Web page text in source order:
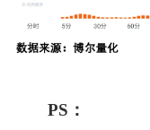
PS：